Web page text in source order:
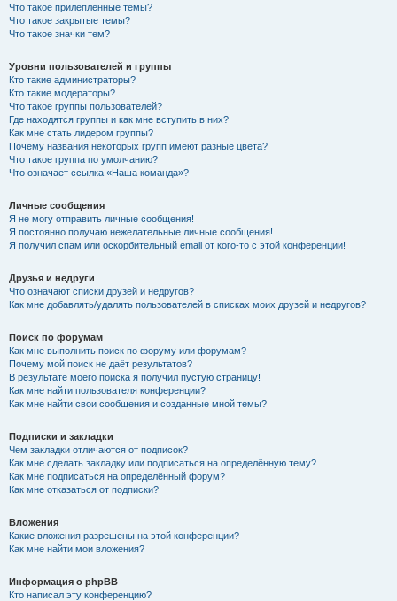
Что такое прилепленные темы?
Что такое закрытые темы?
Что такое значки тем?
Уровни пользователей и группы
Кто такие администраторы?
Кто такие модераторы?
Что такое группы пользователей?
Где находятся группы и как мне вступить в них?
Как мне стать лидером группы?
Почему названия некоторых групп имеют разные цвета?
Что такое группа по умолчанию?
Что означает ссылка «Наша команда»?
Личные сообщения
Я не могу отправить личные сообщения!
Я постоянно получаю нежелательные личные сообщения!
Я получил спам или оскорбительный email от кого-то с этой конференции!
Друзья и недруги
Что означают списки друзей и недругов?
Как мне добавлять/удалять пользователей в списках моих друзей и недругов?
Поиск по форумам
Как мне выполнить поиск по форуму или форумам?
Почему мой поиск не даёт результатов?
В результате моего поиска я получил пустую страницу!
Как мне найти пользователя конференции?
Как мне найти свои сообщения и созданные мной темы?
Подписки и закладки
Чем закладки отличаются от подписок?
Как мне сделать закладку или подписаться на определённую тему?
Как мне подписаться на определённый форум?
Как мне отказаться от подписки?
Вложения
Какие вложения разрешены на этой конференции?
Как мне найти мои вложения?
Информация о phpBB
Кто написал эту конференцию?